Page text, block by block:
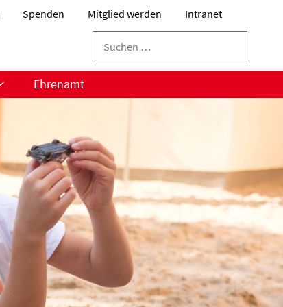
Spenden Mitglied werden
Intranet
nach:
Ehrenamt